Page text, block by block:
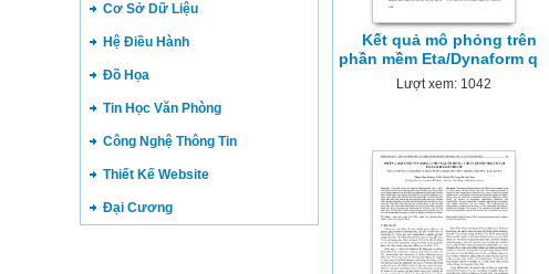
Cơ Sở Dữ Liệu
Hệ Điều Hành
Đồ Họa
Tin Học Văn Phòng
Công Nghệ Thông Tin
Thiết Kế Website
Đại Cương
Kết quả mô phỏng trên
phần mềm Eta/Dynaform q
Lượt xem: 1042